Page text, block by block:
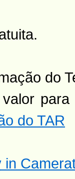
do
do TAR
in